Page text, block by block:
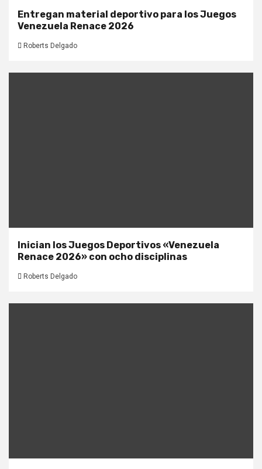
Entregan material deportivo para los Juegos
Venezuela Renace 2026
Roberts Delgado
Inician los Juegos Deportivos «Venezuela
Renace 2026» con ocho disciplinas
Roberts Delgado